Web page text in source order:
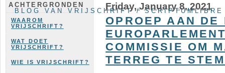
BLOG VAN VRIJSCHRIFT / SCRIPTUMLIBRE
ACHTERGRONDEN
WAAROM
VRIJSCHRIFT?
WAT DOET
VRIJSCHRIFT?
WIE IS VRIJSCHRIFT?
Friday, January 8. 2021
OPROEP AAN DE
COMMISSIE OM
TERREG TE